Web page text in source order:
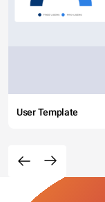
User Template